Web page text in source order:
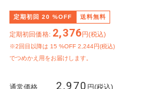
定期初回 20 %OFF 送料無料
定期初回価格: 2,376円(税込)
※2回目以降は 15 %OFF 2,244円(税込)
でつめかえ用をお届けします。
通常価格 2,970 円(税込)